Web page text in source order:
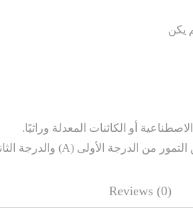
يكن
أو الكائنات المعدلة وراثيًا.
Reviews (0)